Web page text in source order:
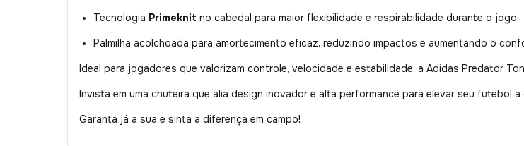
Tecnologia Primeknit no cabedal para maior flexibilidade e respirabilidade durante o jogo.
Palmilha acolchoada para amortecimento eficaz, reduzindo impactos e aumentando o
Ideal para jogadores que valorizam controle, velocidade e estabilidade, a Adidas Predator
Invista em uma chuteira que alia design inovador e alta performance para elevar seu futebol a
Garanta já a sua e sinta a diferença em campo!